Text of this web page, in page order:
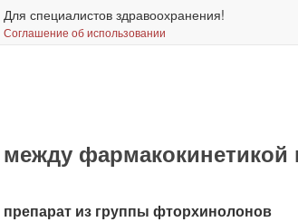
Для специалистов здравоохранения!
Соглашение об использовании
из группы фторхинолонов